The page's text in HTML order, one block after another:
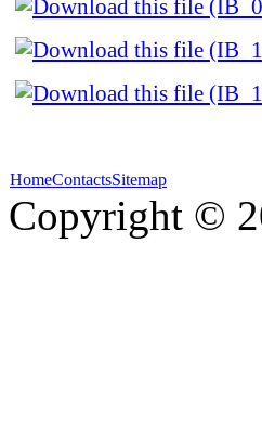
HomeContactsSitemap
Copyright ©